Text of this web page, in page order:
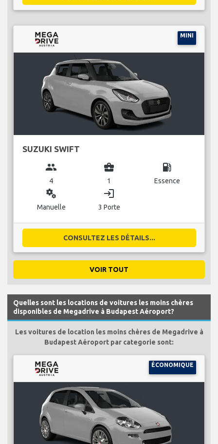
MINI
SUZUKI SWIFT
group
4
business_center
1
local_gas_station
Essence
miscellaneous_services
Manuelle
login
3 Porte
CONSULTEZ LES DÉTAILS...
VOIR TOUT
Quelles sont les locations de voitures les moins chères
disponibles de Megadrive à Budapest Aéroport?
Les voitures de location les moins chères de Megadrive à
Budapest Aéroport par categorie sont:
ÉCONOMIQUE